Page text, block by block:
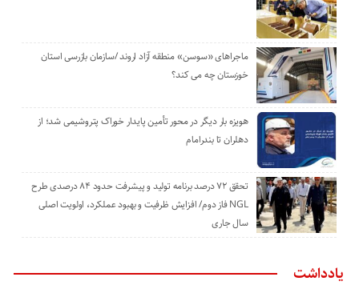
ماجراهای «سوسن» منطقه آزاد اروند /سازمان بازرسی استان
خوزستان چه می کند؟
هویزه بار دیگر در محور تأمین پایدار خوراک پتروشیمی شد؛ از
دهلران تا بندرامام
تحقق ۷۲ درصد برنامه تولید و پیشرفت حدود ۸۴ درصدی طرح
NGL فاز دوم/ افزایش ظرفیت و بهبود عملکرد، اولویت اصلی
سال جاری
یادداشت